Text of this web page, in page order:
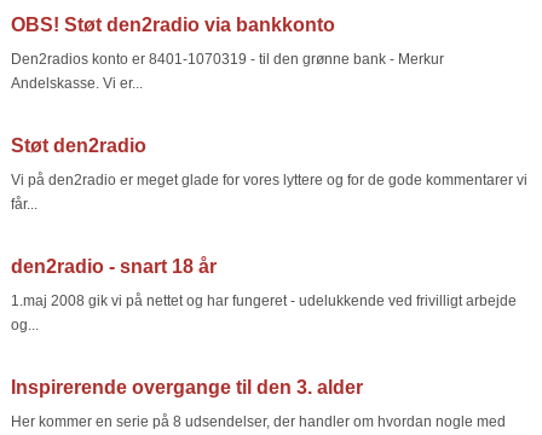
OBS! Støt den2radio via bankkonto
Den2radios konto er 8401-1070319 - til den grønne bank - Merkur
Andelskasse. Vi er...
Støt den2radio
Vi på den2radio er meget glade for vores lyttere og for de gode kommentarer vi
får...
den2radio - snart 18 år
1.maj 2008 gik vi på nettet og har fungeret - udelukkende ved frivilligt arbejde
og...
Inspirerende overgange til den 3. alder
Her kommer en serie på 8 udsendelser, der handler om hvordan nogle med